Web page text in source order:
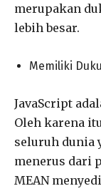
merupakan
lebih besar.
Memiliki
JavaScript
Oleh karena
seluruh dunia
menerus dari
MEAN